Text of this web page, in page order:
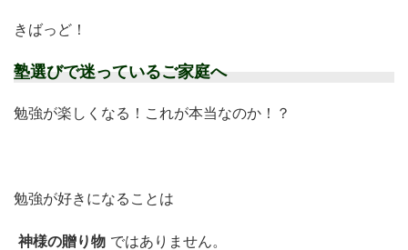
きばっど！
塾選びで迷っているご家庭へ
勉強が楽しくなる！これが本当なのか！？
勉強が好きになることは
神様の贈り物 ではありません。